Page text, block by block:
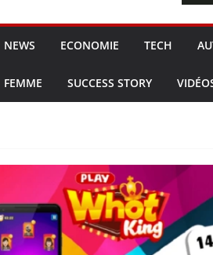
NEWS ECONOMIE TECH
FEMME SUCCESS STORY